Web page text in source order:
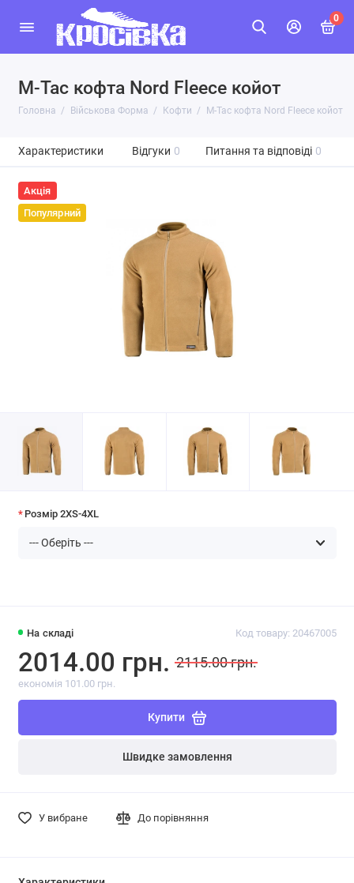
0
M-Tac кофта Nord Fleece койот
Головна Військова Форма Кофти M-Tac кофта Nord Fleece койот
Характеристики Відгуки 0 Питання та відповіді 0
Акція
Популярний
На складі Код товару: 20467005
2014.00 грн. 2115.00 грн.
економія 101.00 грн.
Купити
Швидке замовлення
У вибране До порівняння
Розмір 2XS-4XL